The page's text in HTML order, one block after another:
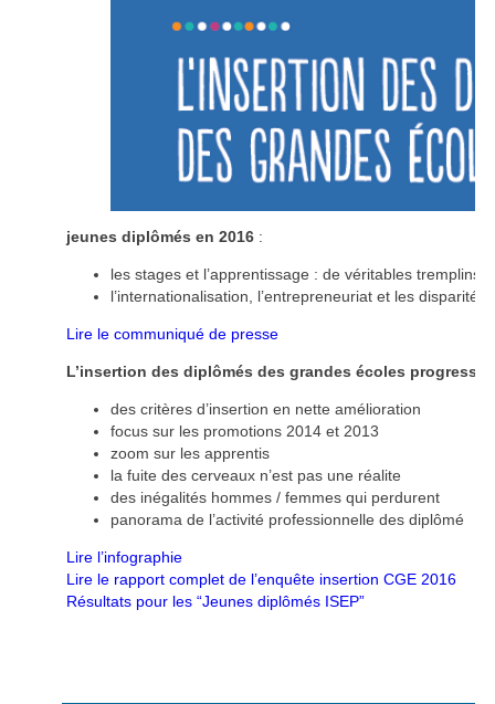
jeunes diplômés en 2016 :
les stages et l’apprentissage : de véritables tremplins
l’internationalisation, l’entrepreneuriat et les
Lire le communiqué de presse
L’insertion des diplômés des grandes écoles progresse
des critères d’insertion en nette amélioration
focus sur les promotions 2014 et 2013
zoom sur les apprentis
la fuite des cerveaux n’est pas une réalite
des inégalités hommes / femmes qui perdurent
panorama de l’activité professionnelle des diplômé
Lire l’infographie
Lire le rapport complet de l’enquête insertion CGE 2016
Résultats pour les “Jeunes diplômés ISEP”